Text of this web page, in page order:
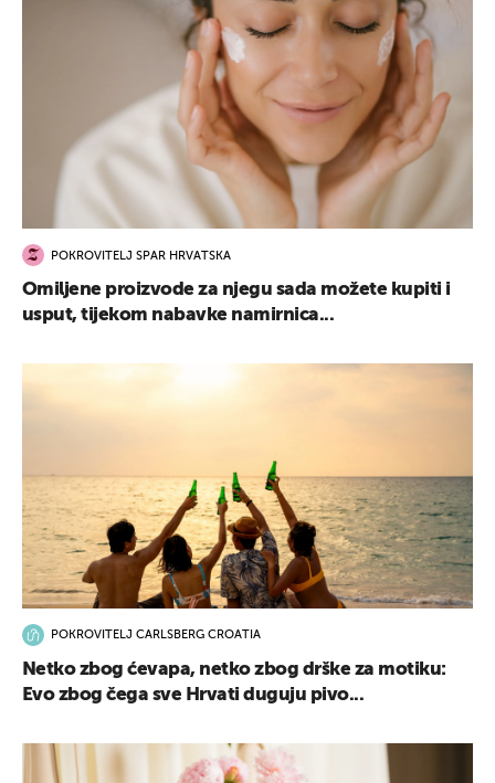
POKROVITELJ SPAR HRVATSKA
Omiljene proizvode za njegu sada možete kupiti i
usput, tijekom nabavke namirnica...
POKROVITELJ CARLSBERG CROATIA
Netko zbog ćevapa, netko zbog drške za motiku:
Evo zbog čega sve Hrvati duguju pivo...